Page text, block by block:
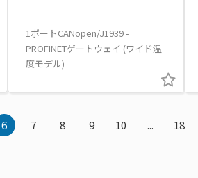
1ポートCANopen/J1939 -
PROFINETゲートウェイ (ワイド温
度モデル)
6 7 8 9 10 ... 18